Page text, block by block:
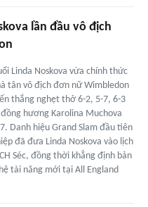
lần đầu vô địch
Linda Noskova vừa chính thức
tân vô địch đơn nữ Wimbledon
thắng nghẹt thở 6-2, 5-7, 6-3
hương Karolina Muchova
Danh hiệu Grand Slam đầu tiên
đã đưa Linda Noskova vào lịch
Séc, đồng thời khẳng định bản
tài năng mới tại All England